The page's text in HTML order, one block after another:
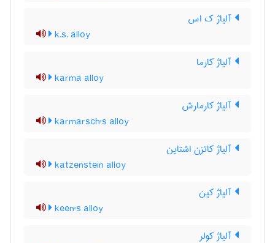
آلیاژ ک اس
k.s. alloy
آلیاژ کارما
karma alloy
آلیاژ کارمارش
karmarsch's alloy
آلیاژ کاتزن اشتاین
katzenstein alloy
آلیاژ کین
keen's alloy
آلیاژ کولر